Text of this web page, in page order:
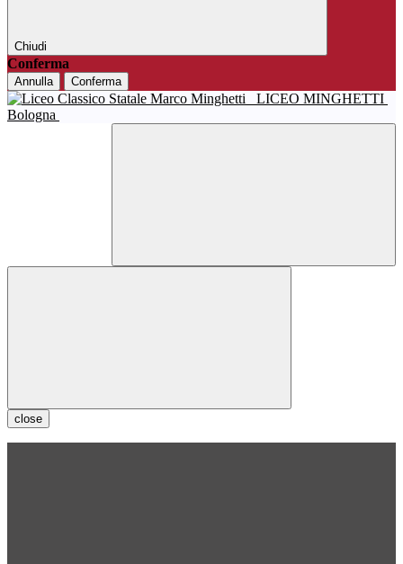
Chiudi
Conferma
Annulla Conferma
LICEO MINGHETTI
Bologna
close